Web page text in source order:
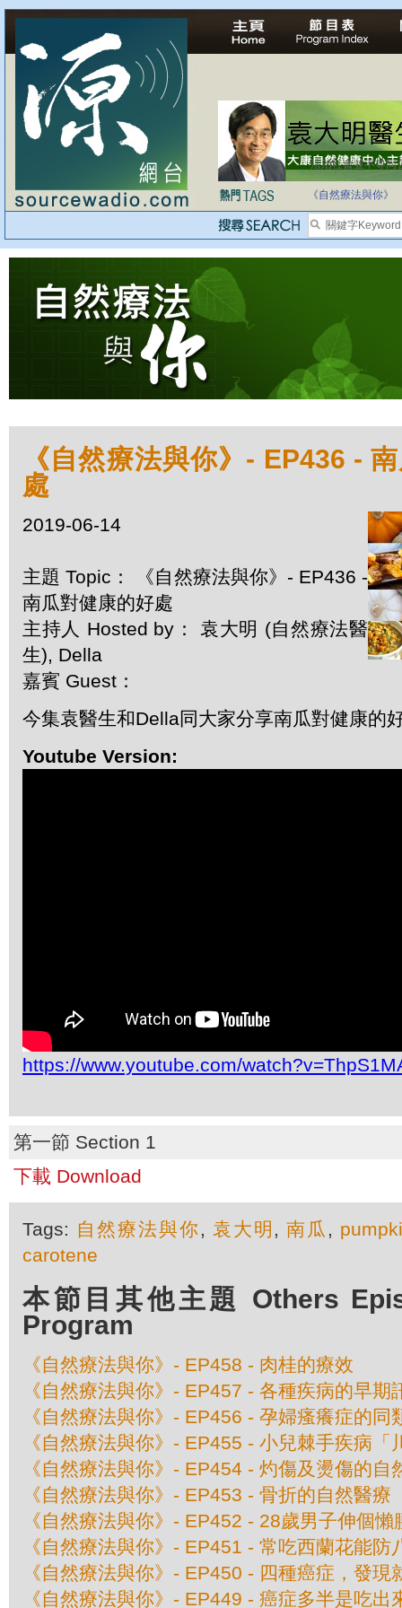
法治社會並不等同
《自然療法與你》
《自然療法與你》- EP436 -
處
2019-06-14
主題 Topic： 《自然療法與你》- EP436 -
南瓜對健康的好處
主持人 Hosted by： 袁大明 (自然療法醫
生), Della
嘉賓 Guest：
今集袁醫生和Della同大家分享南瓜對健康的
Youtube Version:
https://www.youtube.com/
第一節 Section 1
下載 Download
Tags: 自然療法與你, 袁大明 ,南瓜 ,
carotene
本節目其他主題 Others
Program
《自然療法與你》- EP458 - 肉桂的療效
《自然療法與你》- EP457 - 各種疾病的早期
《自然療法與你》- EP456 - 孕婦瘙癢症的同
《自然療法與你》- EP455 - 小兒棘手疾病「
《自然療法與你》- EP454 - 灼傷及燙傷的自
《自然療法與你》- EP453 - 骨折的自然醫療
《自然療法與你》- EP452 - 28歲男子伸個
《自然療法與你》- EP451 - 常吃西蘭花能防
《自然療法與你》- EP450 - 四種癌症，發現
《自然療法與你》- EP449 - 癌症多半是吃出